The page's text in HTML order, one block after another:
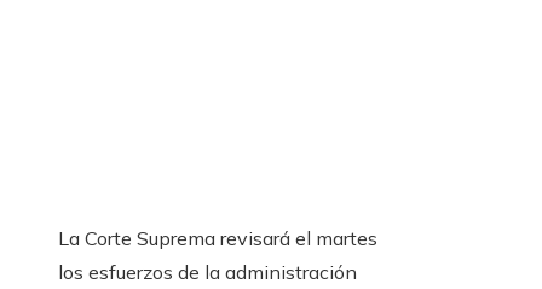
La Corte Suprema revisará el martes
los esfuerzos de la administración